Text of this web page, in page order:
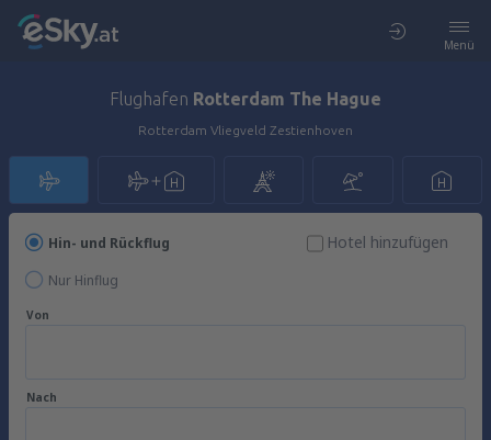
Menü
Flughafen Rotterdam The Hague
Rotterdam Vliegveld Zestienhoven
Hin- und Rückflug
Nur Hinflug
Hotel hinzufügen
Von
Nach